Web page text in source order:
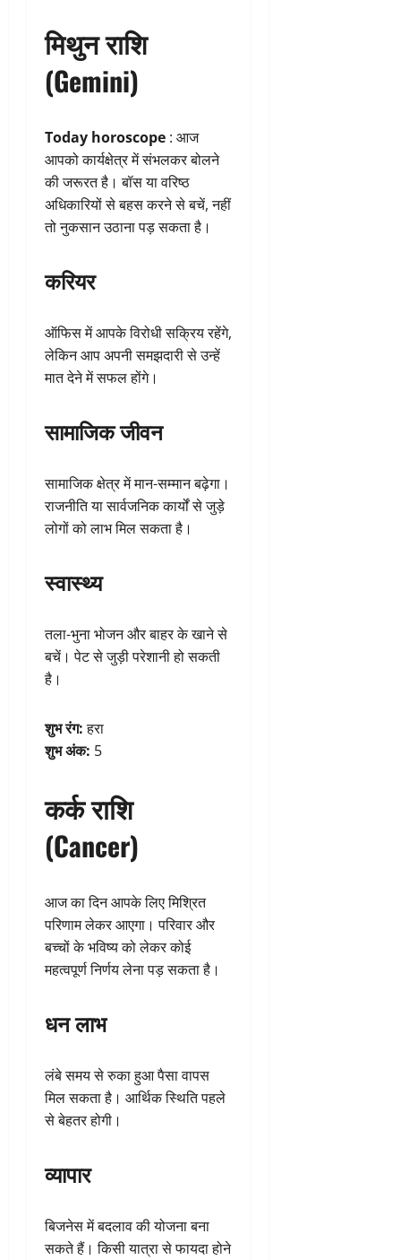
मिथुन राशि
(Gemini)
Today horoscope : आज
आपको कार्यक्षेत्र में संभलकर बोलने
की जरूरत है। बॉस या वरिष्ठ
अधिकारियों से बहस करने से बचें, नहीं
तो नुकसान उठाना पड़ सकता है।
करियर
ऑफिस में आपके विरोधी सक्रिय रहेंगे,
लेकिन आप अपनी समझदारी से उन्हें
मात देने में सफल होंगे।
सामाजिक जीवन
सामाजिक क्षेत्र में मान-सम्मान बढ़ेगा।
राजनीति या सार्वजनिक कार्यों से जुड़े
लोगों को लाभ मिल सकता है।
स्वास्थ्य
तला-भुना भोजन और बाहर के खाने से
बचें। पेट से जुड़ी परेशानी हो सकती
है।
शुभ रंग:हरा
शुभ अंक: 5
कर्क राशि
(Cancer)
आज का दिन आपके लिए मिश्रित
परिणाम लेकर आएगा। परिवार और
बच्चों के भविष्य को लेकर कोई
महत्वपूर्ण निर्णय लेना पड़ सकता है।
धन लाभ
लंबे समय से रुका हुआ पैसा वापस
मिल सकता है। आर्थिक स्थिति पहले
से बेहतर होगी।
व्यापार
बिजनेस में बदलाव की योजना बना
सकते हैं। किसी यात्रा से फायदा होने